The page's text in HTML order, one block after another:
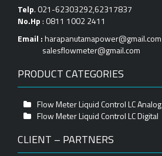
Telp. 021-62303292,62317837
No.Hp: 0811 1002 2411
Email :harapanutamapower@gmail.com
salesflowmeter@gmail.com
PRODUCT CATEGORIES
Flow Meter Liquid Control LC Analog
Flow Meter Liquid Control LC Digital
CLIENT – PARTNERS